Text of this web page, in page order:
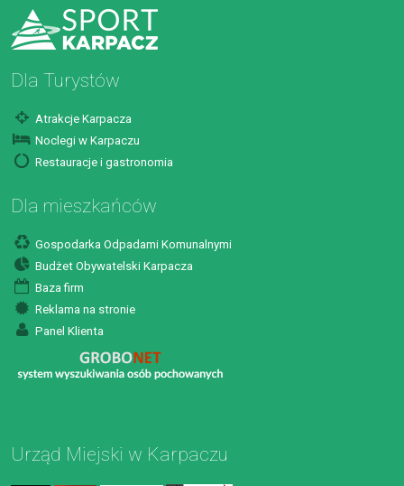
Dla Turystów
Atrakcje Karpacza
Noclegi w Karpaczu
Restauracje i gastronomia
Dla mieszkańców
Gospodarka Odpadami Komunalnymi
Budżet Obywatelski Karpacza
Baza firm
Reklama na stronie
Panel Klienta
Urząd Miejski w Karpaczu